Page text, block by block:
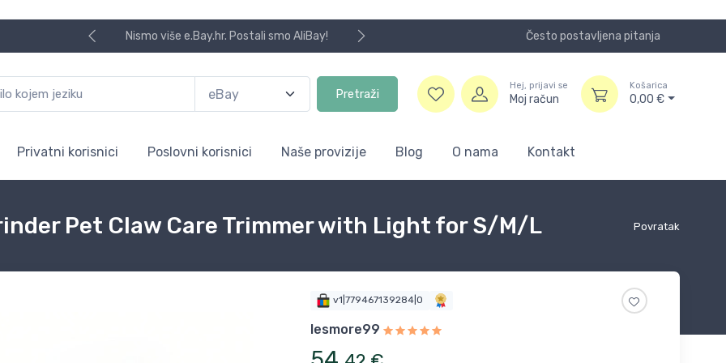
Nismo više e.Bay.hr. Postali smo AliBay! Često postavljena pitanja
Pretraži
Hej, prijavi se
Moj račun
Košarica
0,00 €
Privatni korisnici Poslovni korisnici Naše provizije Blog O nama Kontakt
Povratak
Pet Claw Care Trimmer with Light for S/M/L
v1|779467139284|0
lesmore99